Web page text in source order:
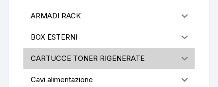
ARMADI RACK
BOX ESTERNI
CARTUCCE TONER RIGENERATE
Cavi alimentazione